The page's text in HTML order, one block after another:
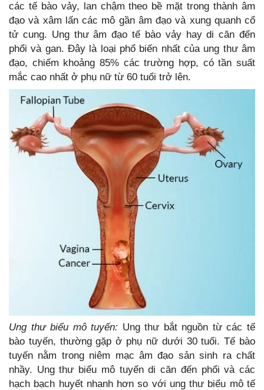
các tế bào vảy, lan chậm theo bề mặt trong thành âm
đạo và xâm lấn các mô gần âm đạo và xung quanh cổ
tử cung. Ung thư âm đạo tế bào vảy hay di căn đến
phổi và gan. Đây là loại phổ biến nhất của ung thư âm
đạo, chiếm khoảng 85% các trường hợp, có tần suất
mắc cao nhất ở phụ nữ từ 60 tuổi trở lên.
Ung thư biểu mô tuyến: Ung thư bắt nguồn từ các tế
bào tuyến, thường gặp ở phụ nữ dưới 30 tuổi. Tế bào
tuyến nằm trong niêm mạc âm đạo sản sinh ra chất
nhầy. Ung thư biểu mô tuyến di căn đến phổi và các
hạch bạch huyết nhanh hơn so với ung thư biểu mô tế